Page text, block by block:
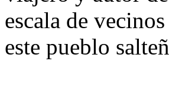
escala de
este pueblo